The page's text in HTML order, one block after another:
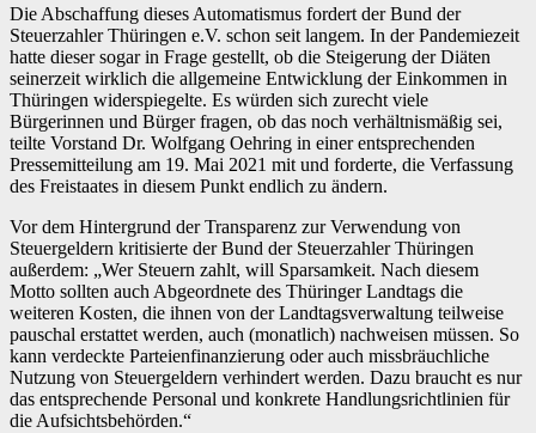
Die Abschaffung dieses Automatismus fordert der Bund der
Steuerzahler Thüringen e.V. schon seit langem. In der Pandemiezeit
hatte dieser sogar in Frage gestellt, ob die Steigerung der Diäten
seinerzeit wirklich die allgemeine Entwicklung der Einkommen in
Thüringen widerspiegelte. Es würden sich zurecht viele
Bürgerinnen und Bürger fragen, ob das noch verhältnismäßig sei,
teilte Vorstand Dr. Wolfgang Oehring in einer entsprechenden
Pressemitteilung am 19. Mai 2021 mit und forderte, die Verfassung
des Freistaates in diesem Punkt endlich zu ändern.
Vor dem Hintergrund der Transparenz zur Verwendung von
Steuergeldern kritisierte der Bund der Steuerzahler Thüringen
außerdem: „Wer Steuern zahlt, will Sparsamkeit. Nach diesem
Motto sollten auch Abgeordnete des Thüringer Landtags die
weiteren Kosten, die ihnen von der Landtagsverwaltung teilweise
pauschal erstattet werden, auch (monatlich) nachweisen müssen. So
kann verdeckte Parteienfinanzierung oder auch missbräuchliche
Nutzung von Steuergeldern verhindert werden. Dazu braucht es nur
das entsprechende Personal und konkrete Handlungsrichtlinien für
die Aufsichtsbehörden.“